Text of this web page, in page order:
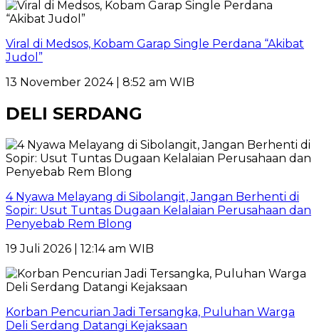
Viral di Medsos, Kobam Garap Single Perdana “Akibat
Judol”
13 November 2024 | 8:52 am WIB
DELI SERDANG
4 Nyawa Melayang di Sibolangit, Jangan Berhenti di
Sopir: Usut Tuntas Dugaan Kelalaian Perusahaan dan
Penyebab Rem Blong
19 Juli 2026 | 12:14 am WIB
Korban Pencurian Jadi Tersangka, Puluhan Warga
Deli Serdang Datangi Kejaksaan